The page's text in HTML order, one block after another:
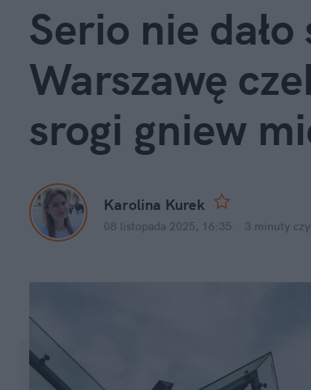
Serio nie
Warszawę
srogi gniew
Karolina Kurek
08 listopada 2025, 16:35 3 minuty